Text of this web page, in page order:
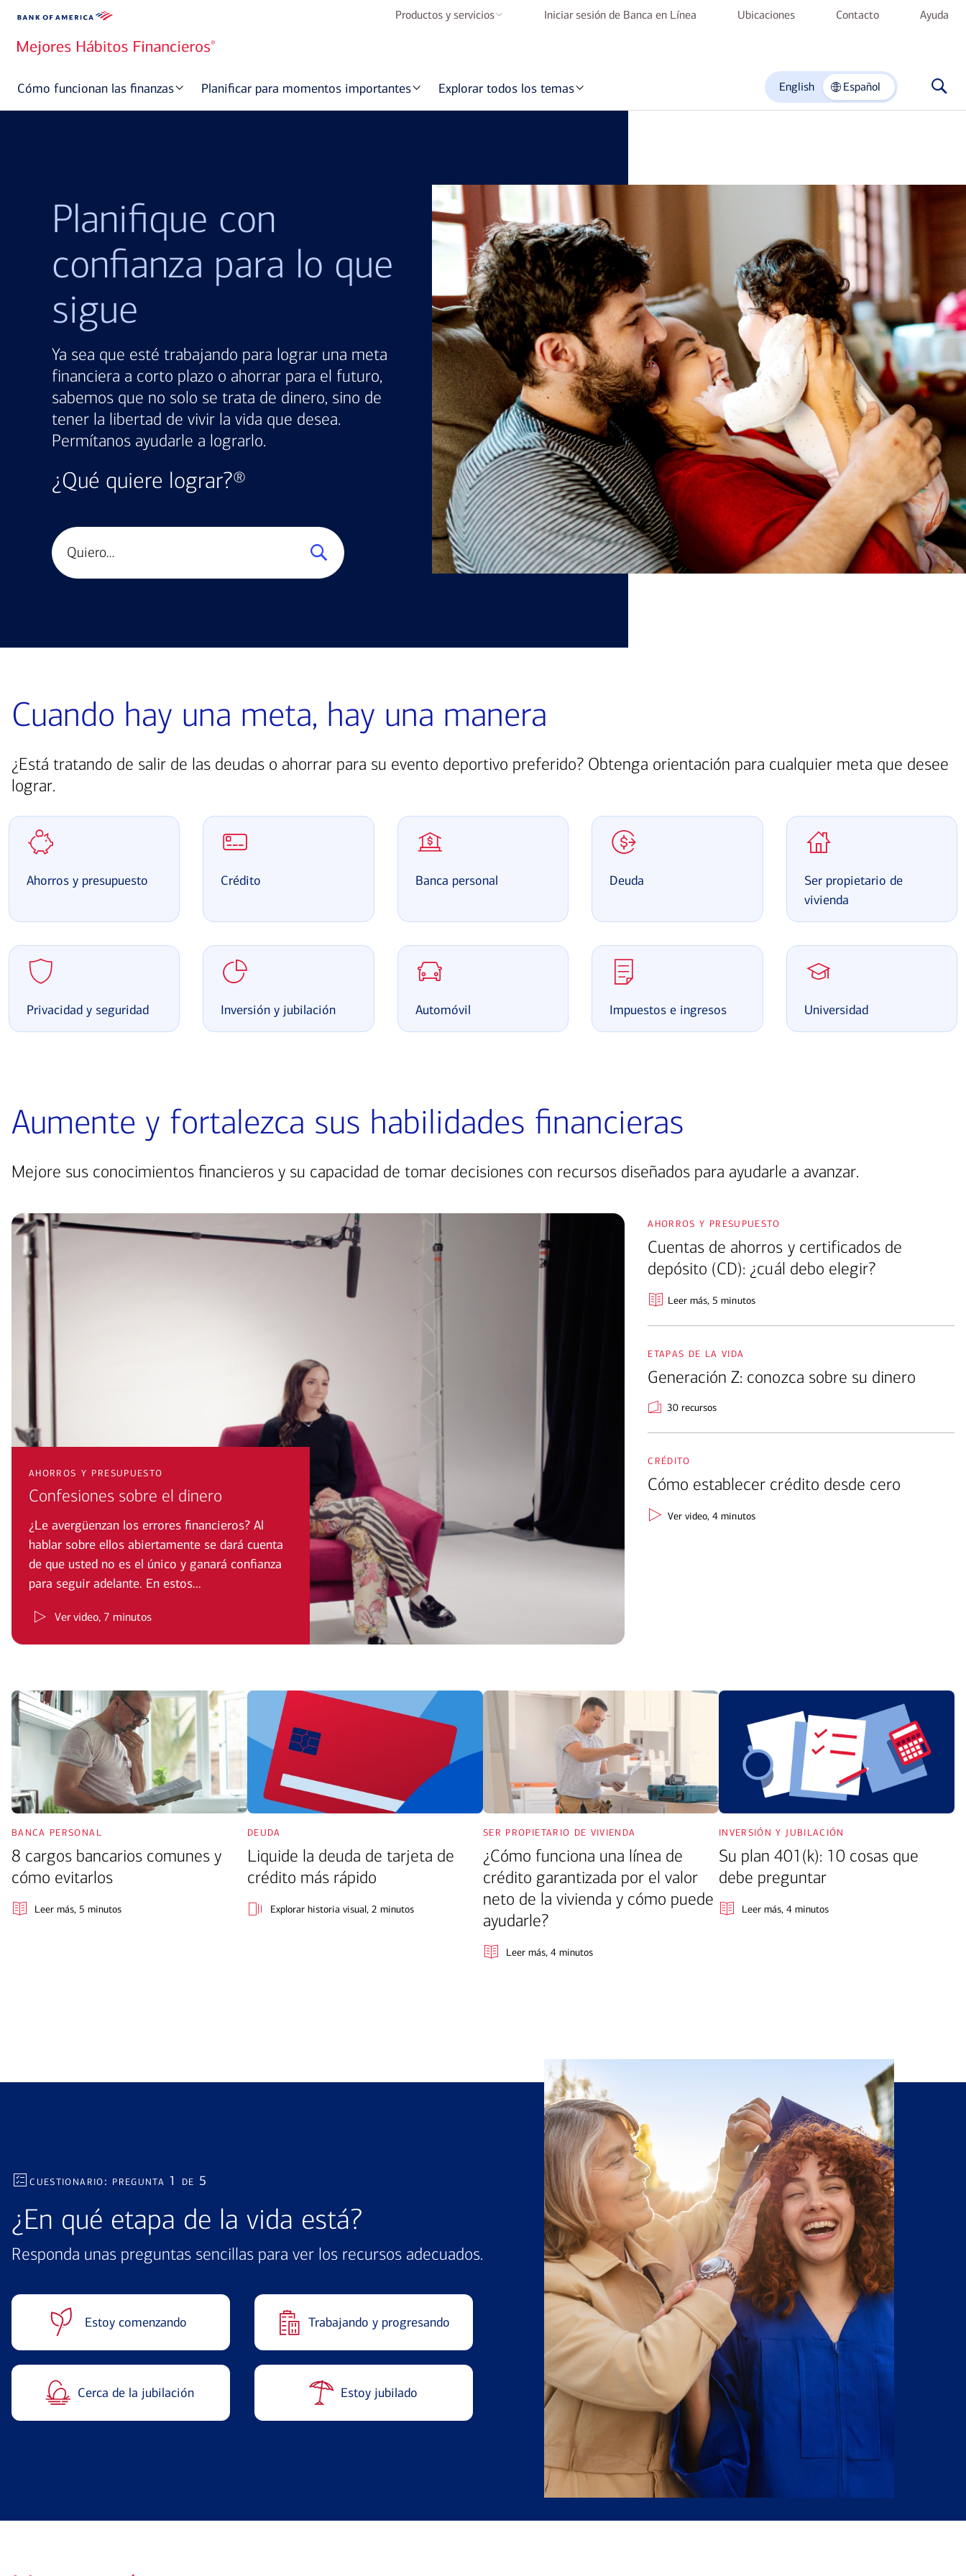
Productos y servicios
automóviles
Banca Móvil y Banca
en Línea
BofA Rewards
Programe una cita
Iniciar sesión de Banca en Línea Ubicaciones Contacto Ayuda
Cómo funcionan las finanzas Planificar para momentos importantes Explorar todos los temas English Español
Planifique con
confianza para lo que
sigue
Ya sea que esté trabajando para lograr una meta
financiera a corto plazo o ahorrar para el futuro,
sabemos que no solo se trata de dinero, sino de
tener la libertad de vivir la vida que desea.
Permítanos ayudarle a lograrlo.
¿Qué quiere lograr?®
Busque
sus
Cuando hay una meta, hay una manera
¿Está tratando de salir de las deudas o ahorrar para su evento deportivo preferido? Obtenga orientación para cualquier meta que desee
lograr.
Ahorros y presupuesto Crédito Banca personal Deuda
Ser propietario de
vivienda
Privacidad y seguridad Inversión y jubilación Automóvil Impuestos e ingresos Universidad
Aumente y fortalezca sus habilidades financieras
Mejore sus conocimientos financieros y su capacidad de tomar decisiones con recursos diseñados para ayudarle a avanzar.
ahorros y presupuesto
Confesiones sobre el dinero
¿Le avergüenzan los errores financieros? Al
hablar sobre ellos abiertamente se dará cuenta
de que usted no es el único y ganará confianza
para seguir adelante. En estos...
Ver video, 7 minutos
ahorros y presupuesto
Cuentas de ahorros y certificados de
depósito (CD): ¿cuál debo elegir?
Leer más, 5 minutos
etapas de la vida
Generación Z: conozca sobre su dinero
30 recursos
crédito
Cómo establecer crédito desde cero
Ver video, 4 minutos
banca personal
8 cargos bancarios comunes y
cómo evitarlos
Leer más, 5 minutos
deuda
Liquide la deuda de tarjeta de
crédito más rápido
Explorar historia visual, 2 minutos
ser propietario de vivienda
¿Cómo funciona una línea de
crédito garantizada por el valor
neto de la vivienda y cómo puede
ayudarle?
Leer más, 4 minutos
inversión y jubilación
Su plan 401(k): 10 cosas que
debe preguntar
Leer más, 4 minutos
cuestionario: pregunta 1 de 5
¿En qué etapa de la vida está?
Responda unas preguntas sencillas para ver los recursos adecuados.
Estoy comenzando Trabajando y progresando
Cerca de la jubilación Estoy jubilado